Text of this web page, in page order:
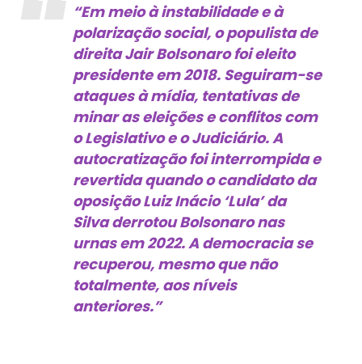
“Em meio à instabilidade e à
polarização social, o populista de
direita Jair Bolsonaro foi eleito
presidente em 2018. Seguiram-se
ataques à mídia, tentativas de
minar as eleições e conflitos com
o Legislativo e o Judiciário. A
autocratização foi interrompida e
revertida quando o candidato da
oposição Luiz Inácio ‘Lula’ da
Silva derrotou Bolsonaro nas
urnas em 2022. A democracia se
recuperou, mesmo que não
totalmente, aos níveis
anteriores.”